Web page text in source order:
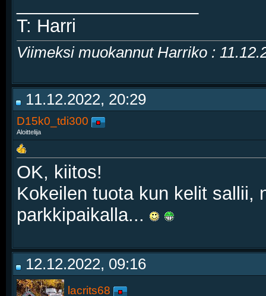
T: Harri
Viimeksi muokannut Harriko :
11.12.2022, 20:29
D15k0_tdi300
Aloittelija
OK, kiitos!
Kokeilen tuota kun kelit sallii,
parkkipaikalla...
12.12.2022, 09:16
lacrits68